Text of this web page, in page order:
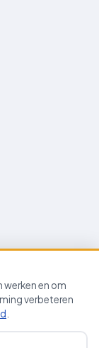
5, 5253DD
en om
verbeteren